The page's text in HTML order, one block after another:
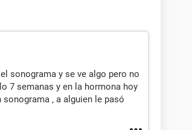
sonograma y se ve algo pero no
7 semanas y en la hormona hoy
, a alguien le pasó